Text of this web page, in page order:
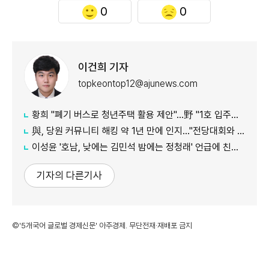
0 0
이건희 기자
topkeontop12@ajunews.com
황희 "폐기 버스로 청년주택 활용 제안"…野 "1호 입주하라"
與, 당원 커뮤니티 해킹 약 1년 만에 인지…"전당대회와 무관"
이성윤 '호남, 낮에는 김민석 밤에는 정청래' 언급에 친명계 반발…"한심한 수준"
기자의 다른기사
©'5개국어 글로벌 경제신문' 아주경제. 무단전재·재배포 금지